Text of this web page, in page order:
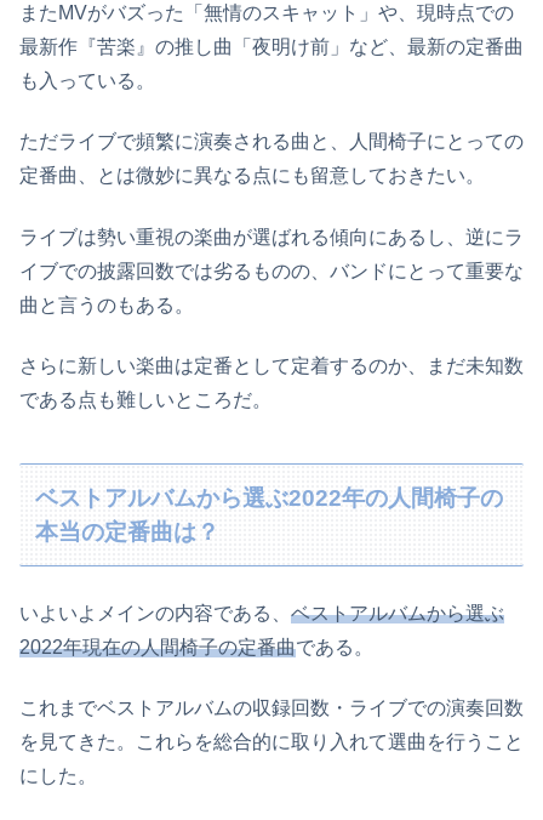
またMVがバズった「無情のスキャット」や、現時点での
最新作『苦楽』の推し曲「夜明け前」など、最新の定番曲
も入っている。
ただライブで頻繁に演奏される曲と、人間椅子にとっての
定番曲、とは微妙に異なる点にも留意しておきたい。
ライブは勢い重視の楽曲が選ばれる傾向にあるし、逆にラ
イブでの披露回数では劣るものの、バンドにとって重要な
曲と言うのもある。
さらに新しい楽曲は定番として定着するのか、まだ未知数
である点も難しいところだ。
ベストアルバムから選ぶ2022年の人間椅子の
本当の定番曲は？
いよいよメインの内容である、 ベストアルバムから選ぶ
2022年現在の人間椅子の定番曲である。
これまでベストアルバムの収録回数・ライブでの演奏回数
を見てきた。これらを総合的に取り入れて選曲を行うこと
にした。